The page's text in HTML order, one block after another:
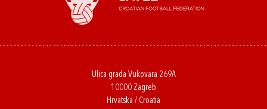
Ulica grada Vukovara 269A
10000 Zagreb
Hrvatska / Croatia